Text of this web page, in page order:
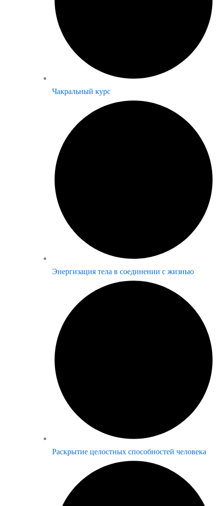
Чакральный курс
Энергизация тела в соединении с жизнью
Раскрытие целостных способностей человека